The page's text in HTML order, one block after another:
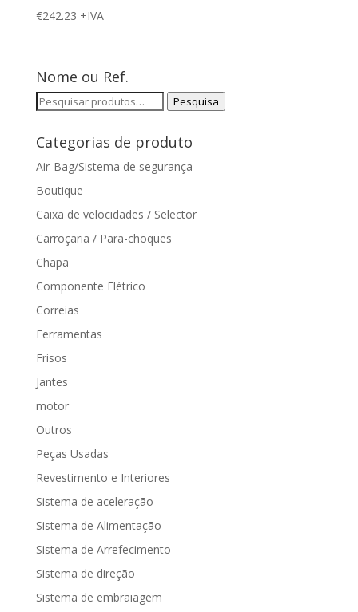
€242.23 +IVA
Nome ou Ref.
Pesquisar
Pesquisa
Categorias de produto
Air-Bag/Sistema de segurança
Boutique
Caixa de velocidades / Selector
Carroçaria / Para-choques
Chapa
Componente Elétrico
Correias
Ferramentas
Frisos
Jantes
motor
Outros
Peças Usadas
Revestimento e Interiores
Sistema de aceleração
Sistema de Alimentação
Sistema de Arrefecimento
Sistema de direção
Sistema de embraiagem